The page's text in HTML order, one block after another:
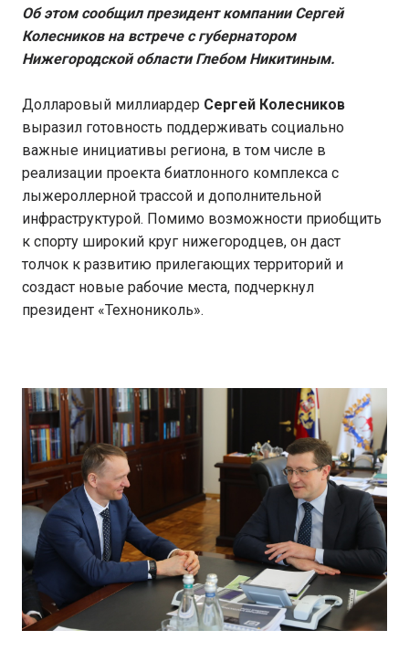
Об этом сообщил президент компании Сергей
Колесников на встрече с губернатором
Нижегородской области Глебом Никитиным.
Долларовый миллиардер Сергей Колесников
выразил готовность поддерживать социально
важные инициативы региона, в том числе в
реализации проекта биатлонного комплекса с
лыжероллерной трассой и дополнительной
инфраструктурой. Помимо возможности приобщить
к спорту широкий круг нижегородцев, он даст
толчок к развитию прилегающих территорий и
создаст новые рабочие места, подчеркнул
президент «Технониколь».